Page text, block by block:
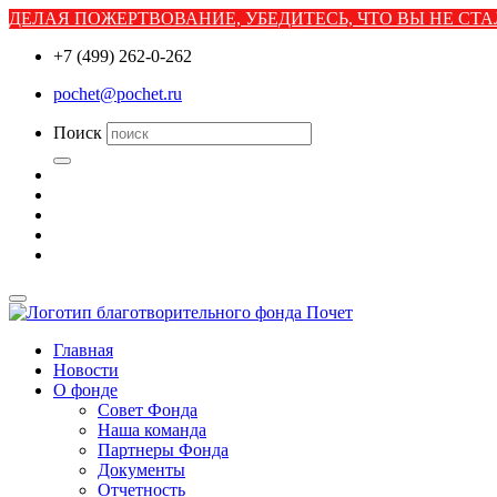
ДЕЛАЯ ПОЖЕРТВОВАНИЕ, УБЕДИТЕСЬ, ЧТО ВЫ НЕ
+7 (499) 262-0-262
pochet@pochet.ru
Поиск
Главная
Новости
О фонде
Совет Фонда
Наша команда
Партнеры Фонда
Документы
Отчетность